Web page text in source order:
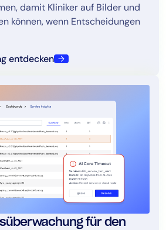
damit Kliniker auf Bilder und
können, wenn Entscheidungen
entdecken
für den